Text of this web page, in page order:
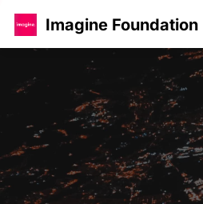
Imagine Foundation